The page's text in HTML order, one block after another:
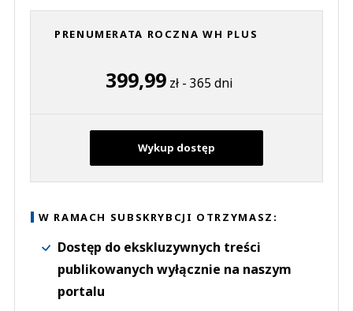
PRENUMERATA ROCZNA WH PLUS
399,99zł - 365 dni
Wykup dostęp
W RAMACH SUBSKRYBCJI OTRZYMASZ:
Dostęp do ekskluzywnych treści
publikowanych wyłącznie na naszym
portalu